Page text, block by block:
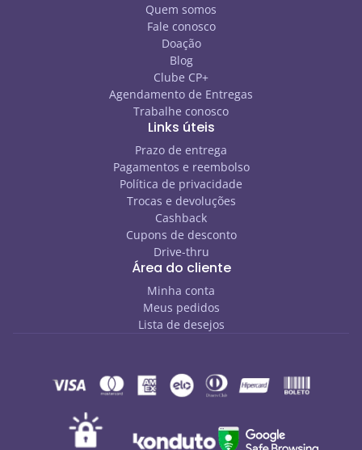
Quem somos
Fale conosco
Doação
Blog
Clube CP+
Agendamento de Entregas
Trabalhe conosco
Links úteis
Prazo de entrega
Pagamentos e reembolso
Política de privacidade
Trocas e devoluções
Cashback
Cupons de desconto
Drive-thru
Área do cliente
Minha conta
Meus pedidos
Lista de desejos